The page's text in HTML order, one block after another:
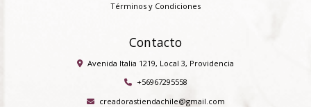
Términos y Condiciones
Contacto
Avenida Italia 1219, Local 3, Providencia
+56967295558
creadorastiendachile@gmail.com